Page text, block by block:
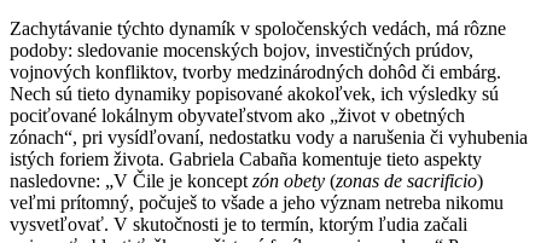
Zachytávanie týchto dynamík v spoločenských vedách, má rôzne
podoby: sledovanie mocenských bojov, investičných prúdov,
vojnových konfliktov, tvorby medzinárodných dohôd či embárg.
Nech sú tieto dynamiky popisované akokoľvek, ich výsledky sú
pociťované lokálnym obyvateľstvom ako „život v obetných
zónach“, pri vysídľovaní, nedostatku vody a narušenia či vyhubenia
istých foriem života. Gabriela Cabaña komentuje tieto aspekty
nasledovne: „V Čile je koncept zón obety (zonas de sacrificio)
veľmi prítomný, počuješ to všade a jeho význam netreba nikomu
vysvetľovať. V skutočnosti je to termín, ktorým ľudia začali